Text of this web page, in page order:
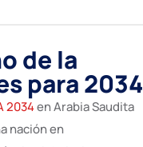
de la
para 2034
2034en Arabia Saudita
nación en